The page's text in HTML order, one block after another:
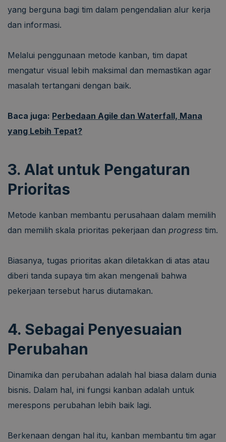
yang berguna bagi tim dalam pengendalian alur kerja
dan informasi.
Melalui penggunaan metode kanban, tim dapat
mengatur visual lebih maksimal dan memastikan agar
masalah tertangani dengan baik.
Baca juga: Perbedaan Agile dan Waterfall, Mana
yang Lebih Tepat?
3. Alat untuk Pengaturan
Prioritas
Metode kanban membantu perusahaan dalam memilih
dan memilih skala prioritas pekerjaan dan progress tim.
Biasanya, tugas prioritas akan diletakkan di atas atau
diberi tanda supaya tim akan mengenali bahwa
pekerjaan tersebut harus diutamakan.
4. Sebagai Penyesuaian
Perubahan
Dinamika dan perubahan adalah hal biasa dalam dunia
bisnis. Dalam hal, ini fungsi kanban adalah untuk
merespons perubahan lebih baik lagi.
Berkenaan dengan hal itu, kanban membantu tim agar